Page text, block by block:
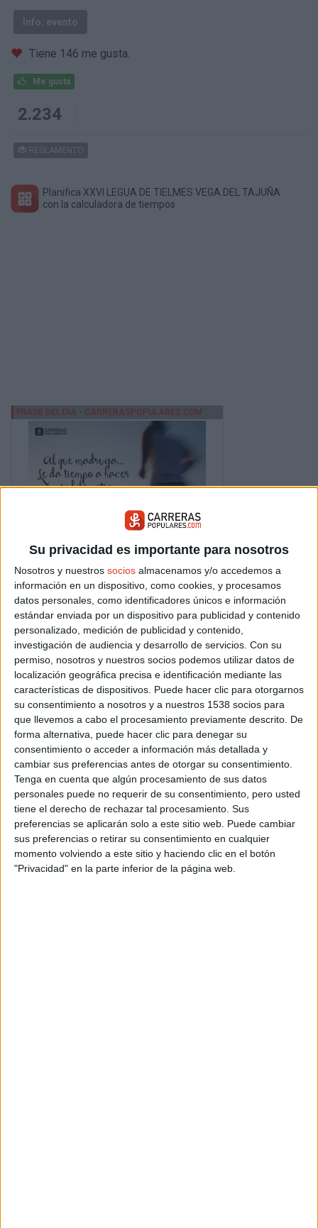
Su privacidad es importante para nosotros
Nosotros y nuestros socios almacenamos y/o accedemos a
información en un dispositivo, como cookies, y procesamos
datos personales, como identificadores únicos e información
estándar enviada por un dispositivo para publicidad y contenido
personalizado, medición de publicidad y contenido,
investigación de audiencia y desarrollo de servicios. Con su
permiso, nosotros y nuestros socios podemos utilizar datos de
localización geográfica precisa e identificación mediante las
características de dispositivos. Puede hacer clic para otorgarnos
su consentimiento a nosotros y a nuestros 1538 socios para
que llevemos a cabo el procesamiento previamente descrito. De
forma alternativa, puede hacer clic para denegar su
consentimiento o acceder a información más detallada y
cambiar sus preferencias antes de otorgar su consentimiento.
Tenga en cuenta que algún procesamiento de sus datos
personales puede no requerir de su consentimiento, pero usted
tiene el derecho de rechazar tal procesamiento. Sus
preferencias se aplicarán solo a este sitio web. Puede cambiar
sus preferencias o retirar su consentimiento en cualquier
momento volviendo a este sitio y haciendo clic en el botón
"Privacidad" en la parte inferior de la página web.
Info. evento
Tiene 146 me gusta.
Me gusta
2.234
REGLAMENTO
Planifica XXVI LEGUA DE TIELMES VEGA DEL TAJUÑA
con la calculadora de tiempos
REGLAMENTO
TAMBIEN TE PUEDE INTERESAR